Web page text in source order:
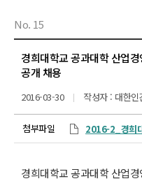
No. 15
경희대학교 공과대학 산업
공개 채용
2016-03-30 작성자 : 대한인
첨부파일 2016-2_경희
경희대학교 공과대학 산업